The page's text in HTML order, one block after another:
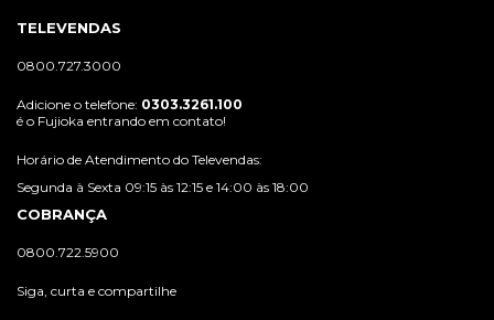
TELEVENDAS
0800.727.3000
Adicione o telefone: 0303.3261.100
é o Fujioka entrando em contato!
Horário de Atendimento do Televendas:
Segunda à Sexta 09:15 às 12:15 e 14:00 às 18:00
COBRANÇA
0800.722.5900
Siga, curta e compartilhe